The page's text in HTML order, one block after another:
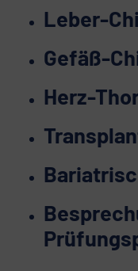
Leber-
Gefäß-
Herz-